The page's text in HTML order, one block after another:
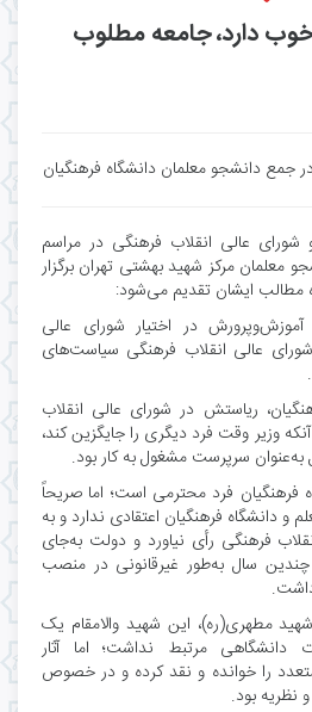
دارد، جامعه مطلوب
جمع دانشجو معلمان دانشگاه فرهنگیان
عالی انقلاب فرهنگی در مراسم
معلمان مرکز شهید بهشتی تهران برگزار
مطالب ایشان تقدیم می‌شود:
در اختیار شورای عالی
عالی انقلاب فرهنگی سیاست‌های
ریاستش در شورای عالی انقلاب
وزیر وقت فرد دیگری را جایگزین کند،
سرپرست مشغول به کار بود.
فرهنگیان فرد محترمی است؛ اما صریحاً
و دانشگاه فرهنگیان اعتقادی ندارد و به
فرهنگی رأی نیاورد و دولت به‌جای
سال به‌طور غیرقانونی در منصب
مطهری(ره)، این شهید والامقام یک
دانشگاهی مرتبط نداشت؛ اما آثار
را خوانده و نقد کرده و در خصوص
بود.